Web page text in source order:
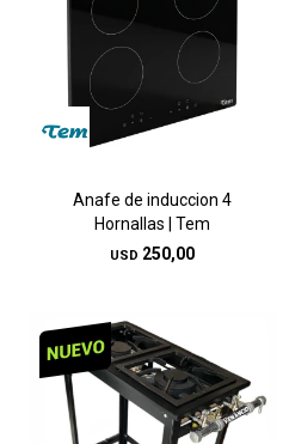
Anafe de induccion 4
Hornallas | Tem
USD 250,00